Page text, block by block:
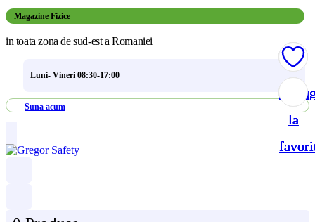
Magazine Fizice
in toata zona de sud-est a Romaniei
Luni- Vineri 08:30-17:00
Suna acum
la
la
la
la